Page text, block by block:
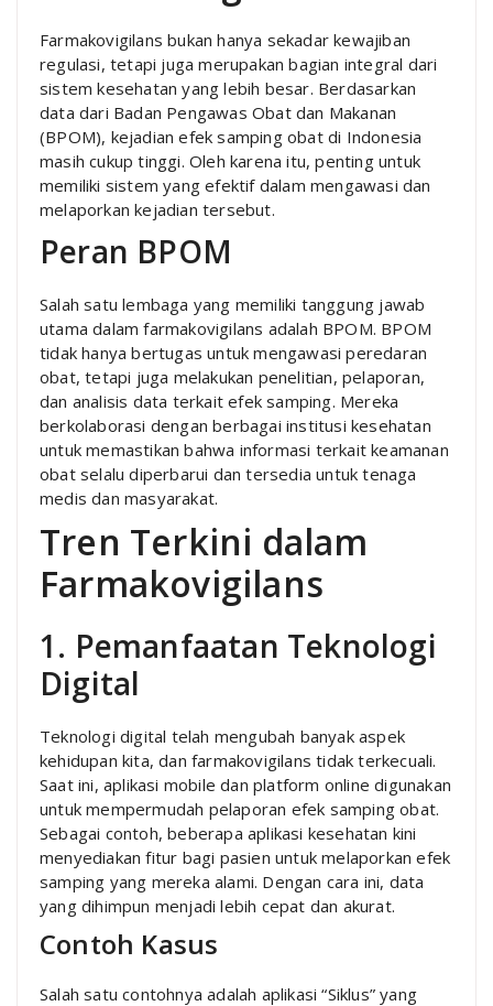
Farmakovigilans bukan hanya sekadar kewajiban
regulasi, tetapi juga merupakan bagian integral dari
sistem kesehatan yang lebih besar. Berdasarkan
data dari Badan Pengawas Obat dan Makanan
(BPOM), kejadian efek samping obat di Indonesia
masih cukup tinggi. Oleh karena itu, penting untuk
memiliki sistem yang efektif dalam mengawasi dan
melaporkan kejadian tersebut.
Peran BPOM
Salah satu lembaga yang memiliki tanggung jawab
utama dalam farmakovigilans adalah BPOM. BPOM
tidak hanya bertugas untuk mengawasi peredaran
obat, tetapi juga melakukan penelitian, pelaporan,
dan analisis data terkait efek samping. Mereka
berkolaborasi dengan berbagai institusi kesehatan
untuk memastikan bahwa informasi terkait keamanan
obat selalu diperbarui dan tersedia untuk tenaga
medis dan masyarakat.
Tren Terkini dalam
Farmakovigilans
1. Pemanfaatan Teknologi
Digital
Teknologi digital telah mengubah banyak aspek
kehidupan kita, dan farmakovigilans tidak terkecuali.
Saat ini, aplikasi mobile dan platform online digunakan
untuk mempermudah pelaporan efek samping obat.
Sebagai contoh, beberapa aplikasi kesehatan kini
menyediakan fitur bagi pasien untuk melaporkan efek
samping yang mereka alami. Dengan cara ini, data
yang dihimpun menjadi lebih cepat dan akurat.
Contoh Kasus
Salah satu contohnya adalah aplikasi “Siklus” yang